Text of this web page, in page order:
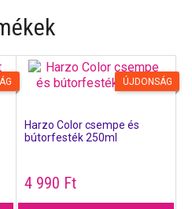
ÚJDONSÁG
Harzo Color csempe és
bútorfesték 250ml
4 990 Ft